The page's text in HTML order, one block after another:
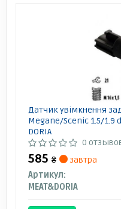
Датчик увімкнення
Megane/Scenic 1.5/1.9
DORIA
0
585 ₴
завтра
Артикул:
MEAT&DORIA